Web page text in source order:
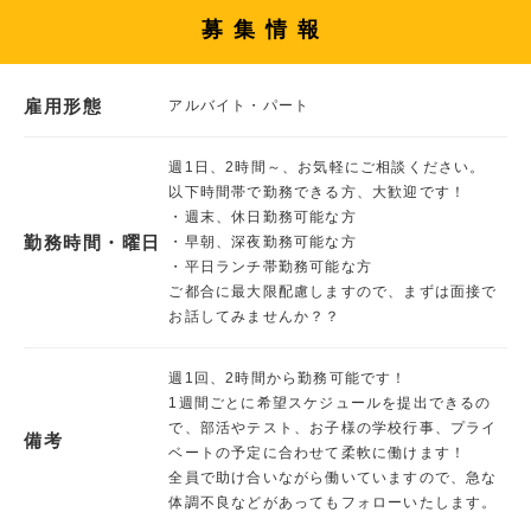
募集情報
雇用形態 アルバイト・パート
勤務時間・曜日
週1日、2時間～、お気軽にご相談ください。
以下時間帯で勤務できる方、大歓迎です！
・週末、休日勤務可能な方
・早朝、深夜勤務可能な方
・平日ランチ帯勤務可能な方
ご都合に最大限配慮しますので、まずは面接で
お話してみませんか？？
備考
週1回、2時間から勤務可能です！
1週間ごとに希望スケジュールを提出できるの
で、部活やテスト、お子様の学校行事、プライ
ベートの予定に合わせて柔軟に働けます！
全員で助け合いながら働いていますので、急な
体調不良などがあってもフォローいたします。